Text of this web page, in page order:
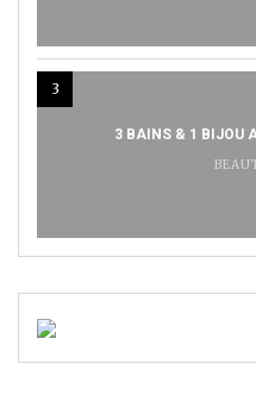
3
3 BAINS & 1 BIJOU